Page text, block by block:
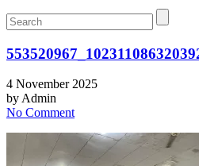
4 November 2025
byAdmin
No Comment